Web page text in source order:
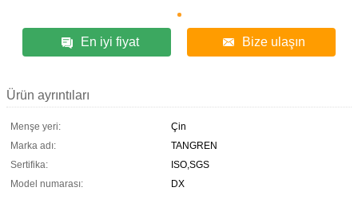
En iyi fiyat Bize ulaşın
Ürün ayrıntıları
Menşe yeri:
Çin
Marka adı:
TANGREN
Sertifika:
ISO,SGS
Model numarası:
DX